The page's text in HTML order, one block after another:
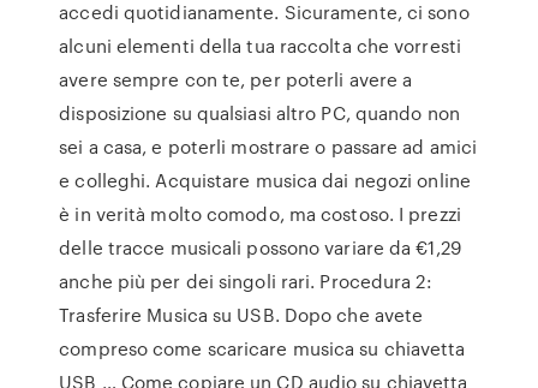
accedi quotidianamente. Sicuramente, ci sono
alcuni elementi della tua raccolta che vorresti
avere sempre con te, per poterli avere a
disposizione su qualsiasi altro PC, quando non
sei a casa, e poterli mostrare o passare ad amici
e colleghi. Acquistare musica dai negozi online
è in verità molto comodo, ma costoso. I prezzi
delle tracce musicali possono variare da €1,29
anche più per dei singoli rari. Procedura 2:
Trasferire Musica su USB. Dopo che avete
compreso come scaricare musica su chiavetta
USB … Come copiare un CD audio su chiavetta